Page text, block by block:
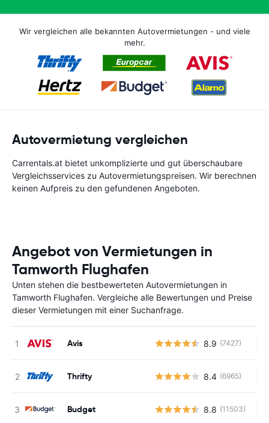
Wir vergleichen alle bekannten Autovermietungen - und viele
mehr.
Autovermietung vergleichen
Carrentals.at bietet unkomplizierte und gut überschaubare
Vergleichsservices zu Autovermietungspreisen. Wir berechnen
keinen Aufpreis zu den gefundenen Angeboten.
Angebot von Vermietungen in
Tamworth Flughafen
Unten stehen die bestbewerteten Autovermietungen in
Tamworth Flughafen. Vergleiche alle Bewertungen und Preise
dieser Vermietungen mit einer Suchanfrage.
Avis 8.9 (7427)
Thrifty 8.4 (6965)
Budget 8.8 (11503)